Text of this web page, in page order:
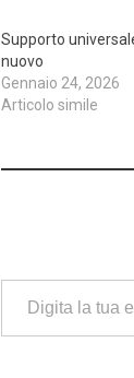
Supporto
nuovo
Gennaio 24, 2026
Articolo simile
Digita la tua e-mail...